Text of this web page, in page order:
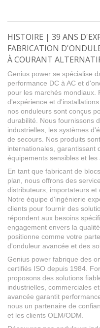
HISTOIRE | 39 ANS
FABRICATION
À COURANT
Genius power se spécialise
performance DC à AC et
pour les marchés mondiaux.
d'expérience et
nos onduleurs sont conçus
durabilité. Nous fournissons
industrielles, les systèmes
de secours. Nos produits
internationales, garantissant
équipements sensibles et les
En tant que fabricant de
plan, nous offrons des
distributeurs, importateurs et
Notre équipe d'ingénierie
clients pour fournir des
répondent aux besoins
engagement envers la
positionne comme votre
d'onduleur avancée et des
Genius power fabrique des
certifiés ISO depuis 1984.
proposons des solutions
industrielles, commerciales
avancée garantit
nous un partenaire de
et les clients OEM/ODM.